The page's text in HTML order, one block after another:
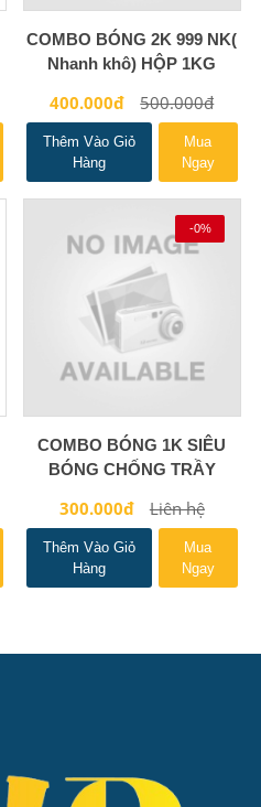
COMBO BÓNG 2K 999 NK(
Nhanh khô) HỘP 1KG
400.000đ 500.000đ
Thêm Vào Giỏ
Hàng
Mua
Ngay
-0%
COMBO BÓNG 1K SIÊU
BÓNG CHỐNG TRẦY
300.000đ Liên hệ
Thêm Vào Giỏ
Hàng
Mua
Ngay